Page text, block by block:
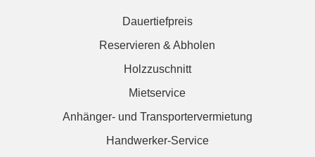
Dauertiefpreis
Reservieren & Abholen
Holzzuschnitt
Mietservice
Anhänger- und Transportervermietung
Handwerker-Service